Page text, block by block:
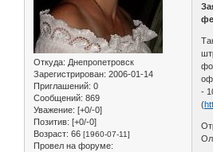
Откуда: Днепропетровск
Зарегистрирован: 2006-01-14
Приглашений: 0
Сообщений: 869
Уважение: [+0/-0]
Позитив: [+0/-0]
Возраст: 66 [1960-07-11]
Провел на форуме:
-
(